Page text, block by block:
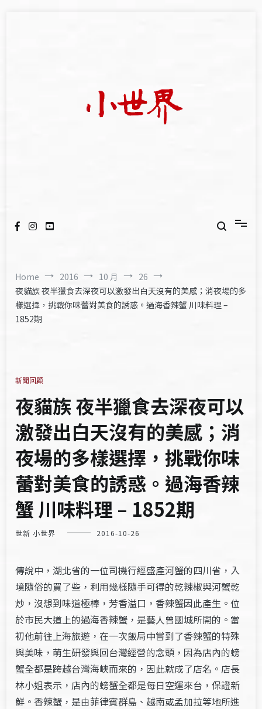
Home 2016 10 月
26
夜貓族 夜半獵食去深夜可以激發出白天沒有的美感；消夜場的多
樣選擇，挑戰你味蕾對美食的誘惑。過海香辣蟹 川味料理 –
1852期
新聞回顧
夜貓族 夜半獵食去深夜可以
激發出白天沒有的美感；消
夜場的多樣選擇，挑戰你味
蕾對美食的誘惑。過海香辣
蟹 川味料理 – 1852期
世新 小世界 2016-10-26
傳說中，湖北省的一位司機行經盛產河蟹的四川省，入
境隨俗的買了些，利用幾樣隨手可得的乾辣椒與河蟹乾
炒，沒想到味道極棒，芳香溢口，香辣蟹因此產生。位
於市民大道上的過海香辣蟹，是藝人曾國城所開的。當
初他前往上海旅遊，在一次飯局中嘗到了香辣蟹的特殊
與美味，萌生研發與回台灣經營的念頭，因為店內的螃
蟹全都是跨越台灣海峽而來的，因此就成了店名。店長
林小姐表示，店內的螃蟹全都是每日空運來台，保證新
鮮。香辣蟹，是由菲律賓群島、越南或孟加拉等地所進